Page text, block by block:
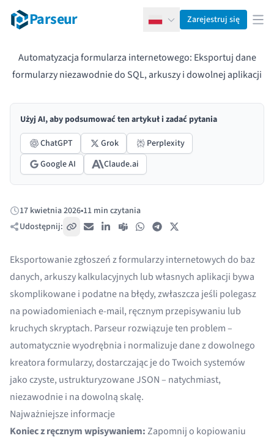
Parseur PolskiZarejestruj się
Automatyzacja formularza internetowego: Eksportuj dane
formularzy niezawodnie do SQL, arkuszy i dowolnej aplikacji
Użyj AI, aby podsumować ten artykuł i zadać pytania
ChatGPT
Grok
Perplexity
Google AI
Claude.ai
Opublikowano:
17 kwietnia 2026•11 min czytania
Udostępnij:
Skopiuj link
E-mail LinkedIn
Teams WhatsAppTelegram
Eksportowanie zgłoszeń z formularzy internetowych do baz
danych, arkuszy kalkulacyjnych lub własnych aplikacji bywa
skomplikowane i podatne na błędy, zwłaszcza jeśli polegasz
na powiadomieniach e-mail, ręcznym przepisywaniu lub
kruchych skryptach. Parseurrozwiązuje ten problem –
automatycznie wyodrębnia i normalizuje dane z dowolnego
kreatora formularzy, dostarczając je do Twoich systemów
jako czyste, ustrukturyzowane JSON – natychmiast,
niezawodnie i na dowolną skalę.
Najważniejsze informacje
Koniec z ręcznym wpisywaniem:Zapomnij o kopiowaniu